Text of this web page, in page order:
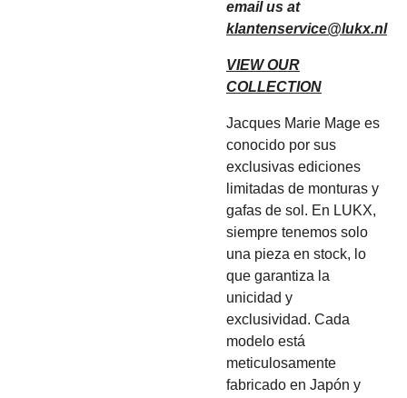
email us at
klantenservice@lukx.nl
VIEW OUR
COLLECTION
Jacques Marie Mage es
conocido por sus
exclusivas ediciones
limitadas de monturas y
gafas de sol. En LUKX,
siempre tenemos solo
una pieza en stock, lo
que garantiza la
unicidad y
exclusividad. Cada
modelo está
meticulosamente
fabricado en Japón y